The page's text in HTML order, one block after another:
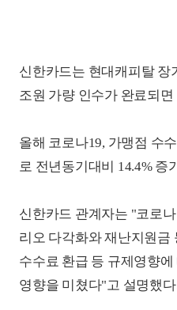
신한카드는 현대캐피탈 장
조원 가량 인수가 완료되
올해 코로나19, 가맹점 수
로 전년동기대비 14.4% 증
신한카드 관계자는 "코로
리오 다각화와 재난지원금
수수료 환급 등 규제영향
영향을 미쳤다"고 설명했